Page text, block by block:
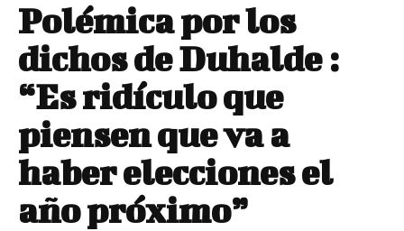
Polémica por los
dichos de Duhalde :
“Es ridículo que
piensen que va a
haber elecciones el
año próximo”